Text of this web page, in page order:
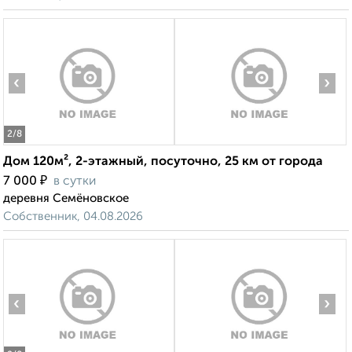
2/8
‹ ›
Дом 120м², 2-этажный, посуточно, 25 км от города
7 000 ₽ в сутки
деревня Семёновское
Собственник, 04.08.2026
‹ ›